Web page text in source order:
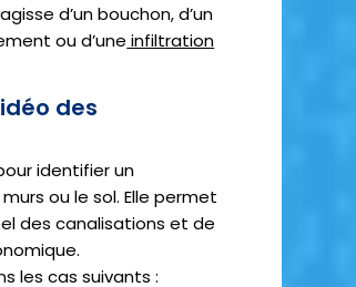
d’un bouchon, d’un
ou d’une infiltration
des
identifier un
ou le sol. Elle permet
des canalisations et de
les cas suivants :